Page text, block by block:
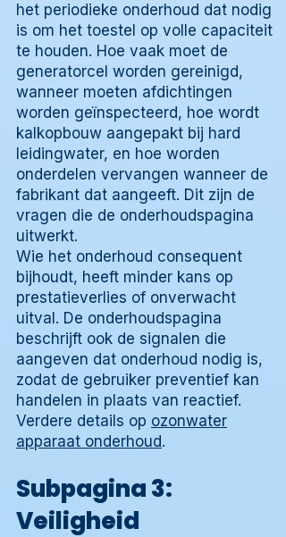
het periodieke onderhoud dat nodig
is om het toestel op volle capaciteit
te houden. Hoe vaak moet de
generatorcel worden gereinigd,
wanneer moeten afdichtingen
worden geïnspecteerd, hoe wordt
kalkopbouw aangepakt bij hard
leidingwater, en hoe worden
onderdelen vervangen wanneer de
fabrikant dat aangeeft. Dit zijn de
vragen die de onderhoudspagina
uitwerkt.
Wie het onderhoud consequent
bijhoudt, heeft minder kans op
prestatieverlies of onverwacht
uitval. De onderhoudspagina
beschrijft ook de signalen die
aangeven dat onderhoud nodig is,
zodat de gebruiker preventief kan
handelen in plaats van reactief.
Verdere details op ozonwater
apparaat onderhoud.
Subpagina 3:
Veiligheid